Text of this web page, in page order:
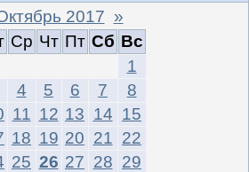
2017 »
Ср Чт Пт Сб Вс
1
4 5 6 7
8
11 12 13 14 15
18 19 20 21 22
25 26 27 28 29